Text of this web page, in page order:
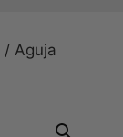
/ Aguja